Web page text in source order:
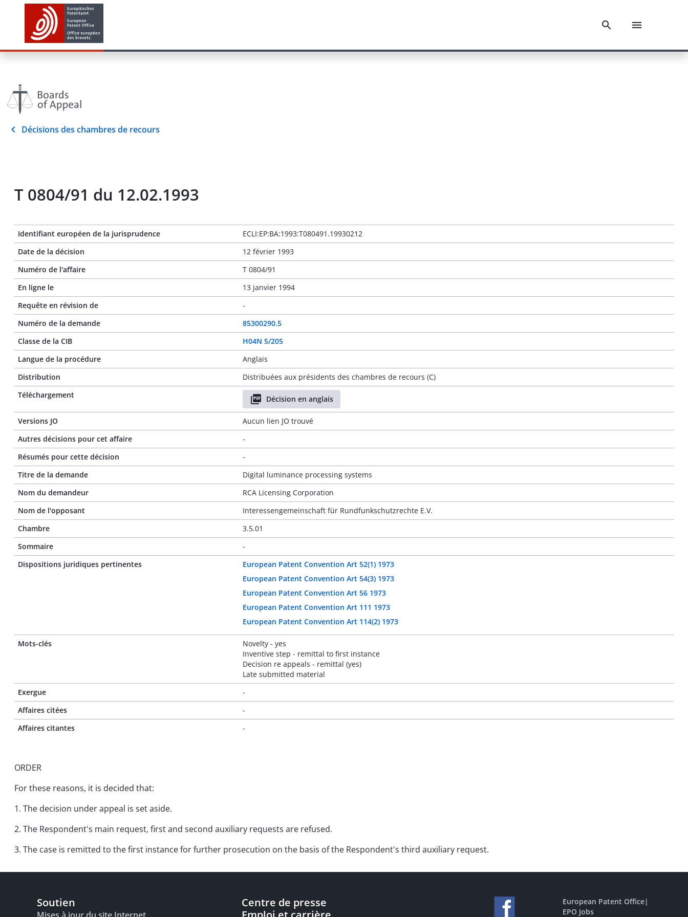
Décisions des chambres de recours
T 0804/91 du 12.02.1993
Identifiant européen de la jurisprudence
ECLI:EP:BA:1993:T080491.19930212
Date de la décision
12 février 1993
Numéro de l'affaire
T 0804/91
En ligne le
13 janvier 1994
Requête en révision de
-
Numéro de la demande
85300290.5
Classe de la CIB
H04N 5/205
Langue de la procédure
Anglais
Distribution
Distribuées aux présidents des chambres de recours (C)
Téléchargement
Décision en anglais
Versions JO
Aucun lien JO trouvé
Autres décisions pour cet affaire
-
Résumés pour cette décision
-
Titre de la demande
Digital luminance processing systems
Nom du demandeur
RCA Licensing Corporation
Nom de l'opposant
Interessengemeinschaft für Rundfunkschutzrechte E.V.
Chambre
3.5.01
Sommaire
-
Dispositions juridiques pertinentes
European Patent Convention Art 52(1) 1973
European Patent Convention Art 54(3) 1973
European Patent Convention Art 56 1973
European Patent Convention Art 111 1973
European Patent Convention Art 114(2) 1973
Mots-clés
Novelty - yes
Inventive step - remittal to first instance
Decision re appeals - remittal (yes)
Late submitted material
Exergue
-
Affaires citées
-
Affaires citantes
-
ORDER
For these reasons, it is decided that:
1. The decision under appeal is set aside.
2. The Respondent's main request, first and second auxiliary requests are refused.
3. The case is remitted to the first instance for further prosecution on the basis of the Respondent's third auxiliary request.
Soutien
Centre de presse
European Patent Office|
EPO Jobs